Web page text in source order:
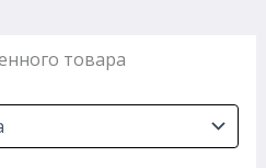
товара